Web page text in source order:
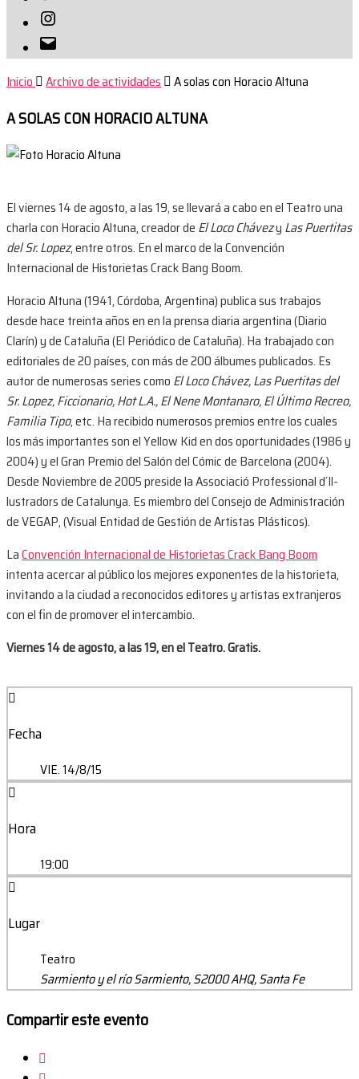
Instagram
Correo
electrónico
Inicio Archivo de actividades A solas con Horacio Altuna
A SOLAS CON HORACIO ALTUNA
El viernes 14 de agosto, a las 19, se llevará a cabo en el Teatro una
charla con Horacio Altuna, creador de El Loco Chávezy Las Puertitas
del Sr. Lopez, entre otros. En el marco de la Convención
Internacional de Historietas Crack Bang Boom.
Horacio Altuna (1941, Córdoba, Argentina) publica sus trabajos
desde hace treinta años en en la prensa diaria argentina (Diario
Clarín) y de Cataluña (El Periódico de Cataluña). Ha trabajado con
editoriales de 20 países, con más de 200 álbumes publicados. Es
autor de numerosas series como El Loco Chávez, Las Puertitas del
Sr. Lopez, Ficcionario, Hot L.A., El Nene Montanaro, El Último Recreo,
Familia Tipo, etc. Ha recibido numerosos premios entre los cuales
los más importantes son el Yellow Kid en dos oportunidades (1986 y
2004) y el Gran Premio del Salón del Cómic de Barcelona (2004).
Desde Noviembre de 2005 preside la Associació Professional d´Il-
lustradors de Catalunya. Es miembro del Consejo de Administración
de VEGAP, (Visual Entidad de Gestión de Artistas Plásticos).
LaConvención Internacional de Historietas Crack Bang Boom
intenta acercar al público los mejores exponentes de la historieta,
invitando a la ciudad a reconocidos editores y artistas extranjeros
con el fin de promover el intercambio.
Viernes 14 de agosto, a las 19, en el Teatro. Gratis.
Fecha
VIE. 14/8/15
Hora
19:00
Lugar
Teatro
Sarmiento y el río Sarmiento, S2000 AHQ, Santa Fe
Compartir este evento